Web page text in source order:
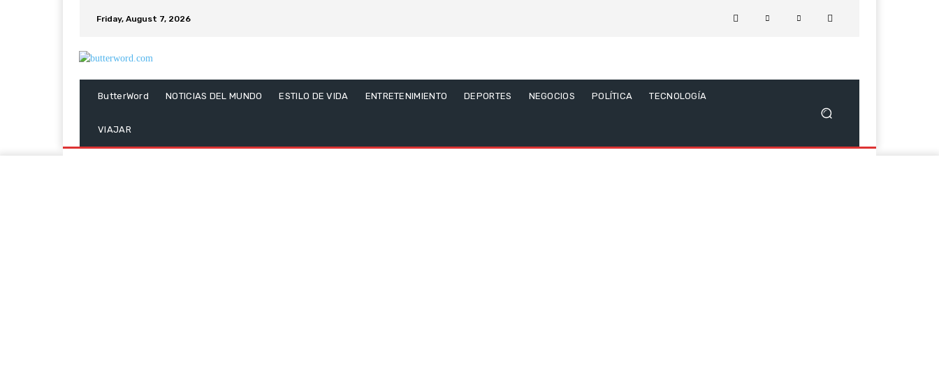
Friday, August 7, 2026
ButterWord NOTICIAS DEL MUNDO ESTILO DE VIDA ENTRETENIMIENTO DEPORTES NEGOCIOS POLÍTICA TECNOLOGÍA
VIAJAR